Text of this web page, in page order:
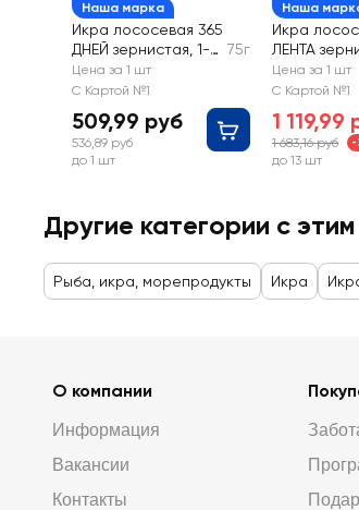
Наша марка
Икра лососевая 365
ДНЕЙ зернистая, 1-й
сорт
75г
Цена за 1 шт
С Картой №1
509,99 руб
536,89 руб
до 1 шт
Наша
Икра
ЛЕНТА
1-й сорт
Цена за 1 шт
С Картой №1
1 119,99
1 683,16 руб -
до 13 шт
Другие категории с
Рыба, икра, морепродукты Икра
О компании
Информация
Вакансии
Контакты